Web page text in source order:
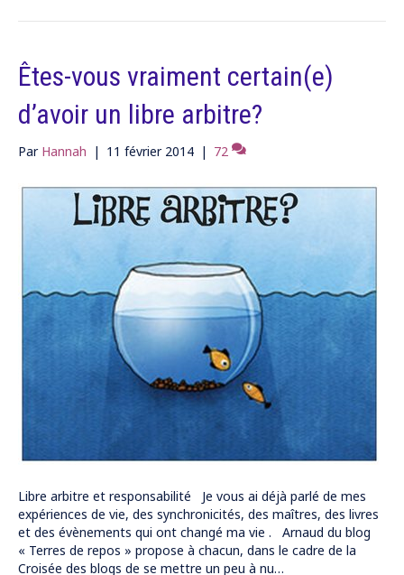
Êtes-vous vraiment certain(e)
d’avoir un libre arbitre?
Par Hannah | 11 février 2014 | 72
Libre arbitre et responsabilité Je vous ai déjà parlé de mes
expériences de vie, des synchronicités, des maîtres, des livres
et des évènements qui ont changé ma vie . Arnaud du blog
« Terres de repos » propose à chacun, dans le cadre de la
Croisée des blogs de se mettre un peu à nu…